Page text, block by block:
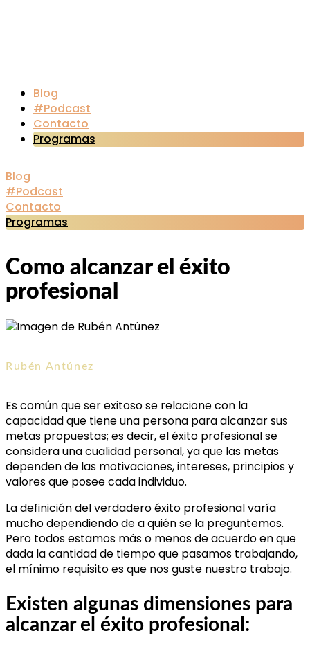
Blog
#Podcast
Contacto
Programas
Blog
#Podcast
Contacto
Programas
Como alcanzar el éxito
profesional
Rubén Antúnez
Es común que ser exitoso se relacione con la
capacidad que tiene una persona para alcanzar sus
metas propuestas; es decir, el éxito profesional se
considera una cualidad personal, ya que las metas
dependen de las motivaciones, intereses, principios y
valores que posee cada individuo.
La definición del verdadero éxito profesional varía
mucho dependiendo de a quién se la preguntemos.
Pero todos estamos más o menos de acuerdo en que
dada la cantidad de tiempo que pasamos trabajando,
el mínimo requisito es que nos guste nuestro trabajo.
Existen algunas dimensiones para
alcanzar el éxito profesional: